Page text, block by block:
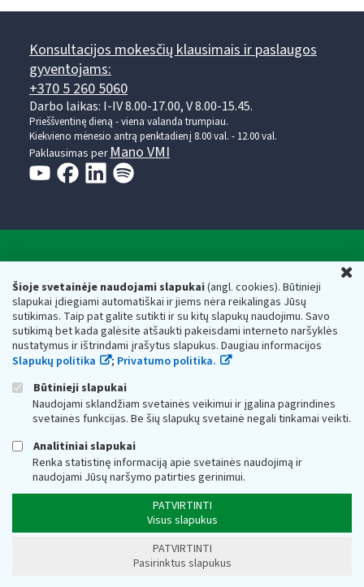
Šioje svetainėje naudojami slapukai(angl. cookies). Būtinieji
slapukai įdiegiami automatiškai ir jiems nėra reikalingas Jūsų
sutikimas. Taip pat galite sutikti ir su kitų slapukų naudojimu. Savo
sutikimą bet kada galėsite atšaukti pakeisdami interneto naršyklės
nustatymus ir ištrindami įrašytus slapukus. Daugiau informacijos
Slapukų politika
; Privatumo politika.
Būtinieji slapukai
Naudojami sklandžiam svetainės veikimui ir įgalina pagrindines
svetainės funkcijas. Be šių slapukų svetainė negali tinkamai veikti.
Analitiniai slapukai
Renka statistinę informaciją apie svetainės naudojimą ir
naudojami Jūsų naršymo patirties gerinimui.
PATVIRTINTI
Visus slapukus
PATVIRTINTI
Pasirinktus slapukus
Konsultacijos mokesčių klausimais ir paslaugos
gyventojams:
+370 5 260 5060
Darbo laikas: I-IV 8.00-17.00, V 8.00-15.45.
Prieššventinę dieną - viena valanda trumpiau.
Kiekvieno mėnesio antrą penktadienį 8.00 val. - 12.00 val.
Paklausimas per Mano VMI
Respublikos finansų ministerijos
Biudžetinė įstaiga. Juridinio asmens kodas — 188659752,
adresas: Vasario 16-osios g. 14, 01107 Vilnius, Lietuva, el.paštas:
vmi@vmi.lt, E. pristatymo dėžutės adresas 188659752
Duomenys apie Valstybinę mokesčių inspekciją prie Lietuvos
Respublikos finansų ministerijos kaupiami ir saugomi Juridinių